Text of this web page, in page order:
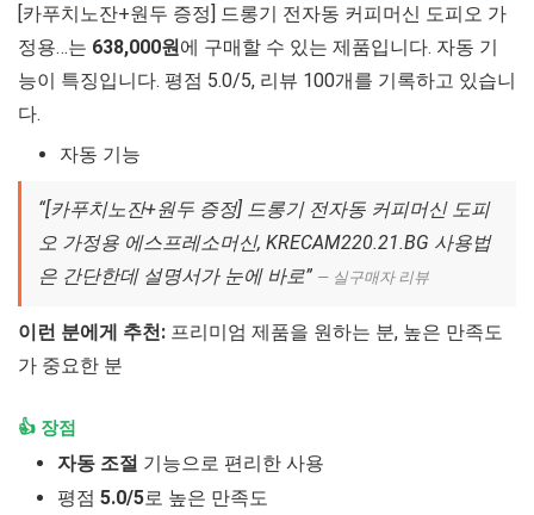
[카푸치노잔+원두 증정] 드롱기 전자동 커피머신 도피오 가
정용…는 638,000원에 구매할 수 있는 제품입니다. 자동 기
능이 특징입니다. 평점 5.0/5, 리뷰 100개를 기록하고 있습니
다.
자동 기능
“[카푸치노잔+원두 증정] 드롱기 전자동 커피머신 도피
오 가정용 에스프레소머신, KRECAM220.21.BG 사용법
은 간단한데 설명서가 눈에 바로” — 실구매자 리뷰
이런 분에게 추천: 프리미엄 제품을 원하는 분, 높은 만족도
가 중요한 분
👍 장점
자동 조절 기능으로 편리한 사용
평점 5.0/5로 높은 만족도